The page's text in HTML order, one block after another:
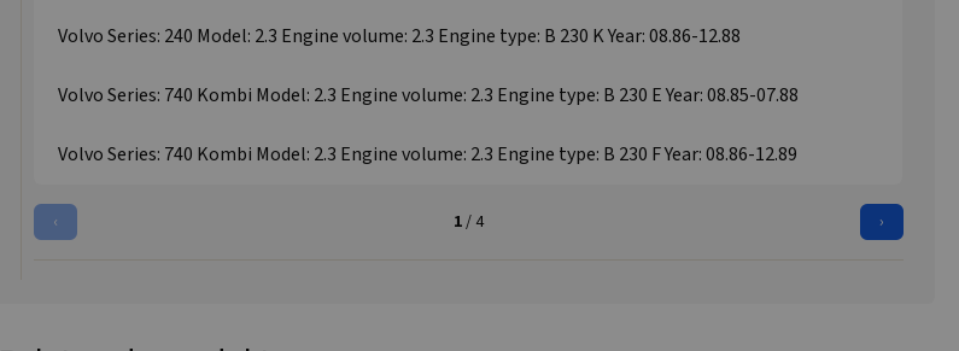
Volvo Series: 240 Model: 2.3 Engine volume: 2.3 Engine type: B 230 K Year: 08.86-12.88
Volvo Series: 740 Kombi Model: 2.3 Engine volume: 2.3 Engine type: B 230 E Year: 08.85-07.88
Volvo Series: 740 Kombi Model: 2.3 Engine volume: 2.3 Engine type: B 230 F Year: 08.86-12.89
‹ 1/ 4 ›